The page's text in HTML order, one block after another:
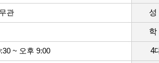
관
~ 오후 9:00 4